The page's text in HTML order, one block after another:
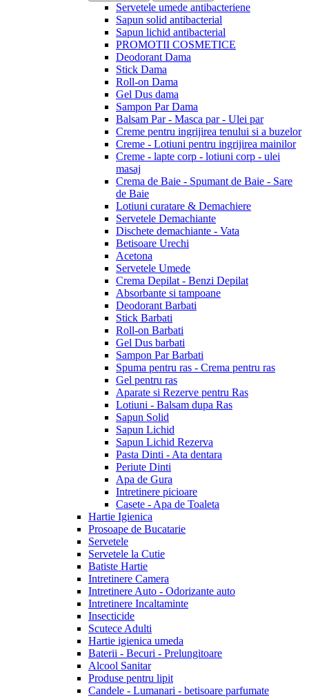
Servetele umede antibacteriene
Sapun solid antibacterial
Sapun lichid antibacterial
PROMOTII COSMETICE
Deodorant Dama
Stick Dama
Roll-on Dama
Gel Dus dama
Sampon Par Dama
Balsam Par - Masca par - Ulei par
Creme pentru ingrijirea tenului si a buzelor
Creme - Lotiuni pentru ingrijirea mainilor
Creme - lapte corp - lotiuni corp - ulei
masaj
Crema de Baie - Spumant de Baie - Sare
de Baie
Lotiuni curatare & Demachiere
Servetele Demachiante
Dischete demachiante - Vata
Betisoare Urechi
Acetona
Servetele Umede
Crema Depilat - Benzi Depilat
Absorbante si tampoane
Deodorant Barbati
Stick Barbati
Roll-on Barbati
Gel Dus barbati
Sampon Par Barbati
Spuma pentru ras - Crema pentru ras
Gel pentru ras
Aparate si Rezerve pentru Ras
Lotiuni - Balsam dupa Ras
Sapun Solid
Sapun Lichid
Sapun Lichid Rezerva
Pasta Dinti - Ata dentara
Periute Dinti
Apa de Gura
Intretinere picioare
Casete - Apa de Toaleta
Hartie Igienica
Prosoape de Bucatarie
Servetele
Servetele la Cutie
Batiste Hartie
Intretinere Camera
Intretinere Auto - Odorizante auto
Intretinere Incaltaminte
Insecticide
Scutece Adulti
Hartie igienica umeda
Baterii - Becuri - Prelungitoare
Alcool Sanitar
Produse pentru lipit
Candele - Lumanari - betisoare parfumate